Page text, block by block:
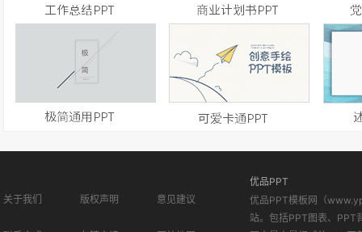
关于我们 版权声明 意见建议
优品PPT
优品PPT模板网（
站。包括PPT图表、PPT